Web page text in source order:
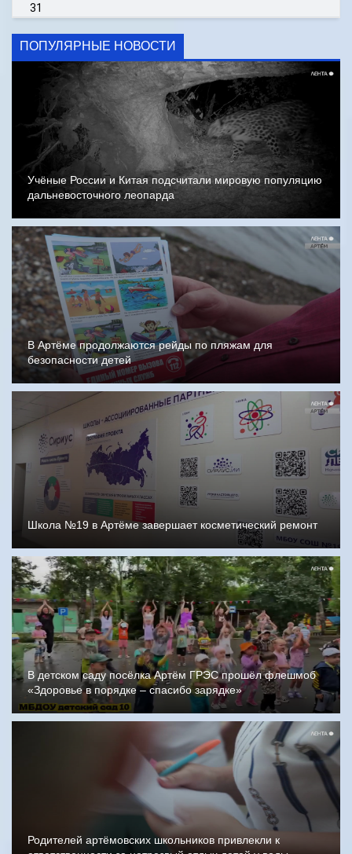
31
ПОПУЛЯРНЫЕ НОВОСТИ
Учёные России и Китая подсчитали мировую популяцию
дальневосточного леопарда
В Артёме продолжаются рейды по пляжам для
безопасности детей
Школа №19 в Артёме завершает косметический ремонт
В детском саду посёлка Артём ГРЭС прошёл флешмоб
«Здоровье в порядке – спасибо зарядке»
Родителей артёмовских школьников привлекли к